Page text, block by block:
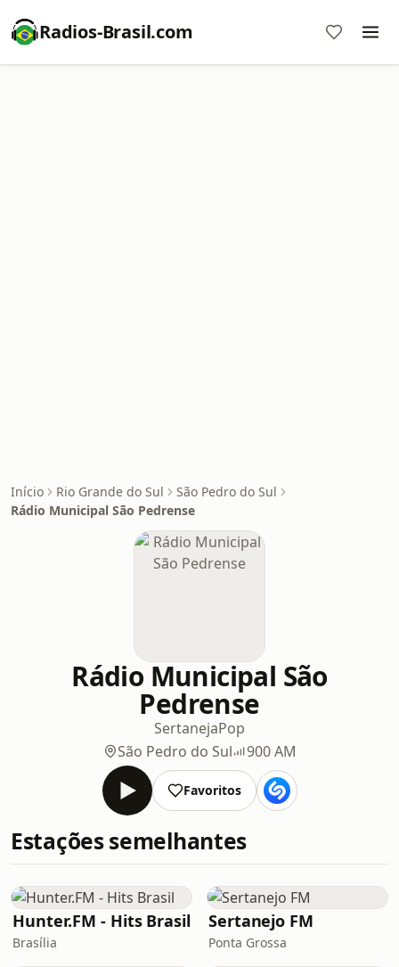
Radios-Brasil.com
Início Rio Grande do Sul
São Pedro do Sul
Rádio Municipal São Pedrense
Rádio Municipal São
Pedrense
SertanejaPop
São Pedro do Sul
900 AM
Favoritos
Estações semelhantes
Hunter.FM - Hits Brasil
Brasília
Sertanejo FM
Ponta Grossa